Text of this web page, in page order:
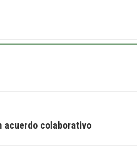
acuerdo colaborativo